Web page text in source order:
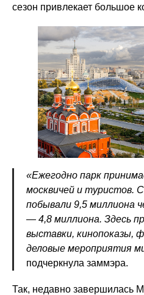
сезон привлекает большое
«Ежегодно парк
москвичей и туристов.
побывали 9,5 миллиона
— 4,8 миллиона. Здесь
выставки, кинопоказы,
деловые мероприятия
подчеркнула заммэра.
Так, недавно завершилась